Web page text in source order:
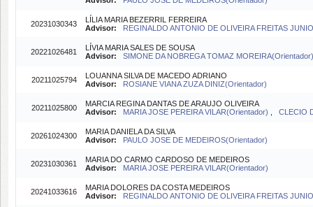
20231030343
LÍLIA MARIA BEZERRIL FERREIRA
Advisor:
REGINALDO ANTONIO DE OLIVEIRA FREITAS
20221026481
LÍVIA MARIA SALES DE SOUSA
Advisor:
SIMONE DA NOBREGA TOMAZ MOREIRA(Orientador)
20211025794
LOUANNA SILVA DE MACEDO ADRIANO
Advisor:
ROSIANE VIANA ZUZA DINIZ(Orientador)
20211025800
MARCIA REGINA DANTAS DE ARAUJO OLIVEIRA
Advisor:
MARIA JOSE PEREIRA VILAR(Orientador) CLECIO
20261024300
MARIA DANIELA DA SILVA
Advisor:
PAULO JOSE DE MEDEIROS(Orientador)
20231030361
MARIA DO CARMO CARDOSO DE MEDEIROS
Advisor:
MARIA JOSE PEREIRA VILAR(Orientador)
20241033616
MARIA DOLORES DA COSTA MEDEIROS
Advisor:
REGINALDO ANTONIO DE OLIVEIRA FREITAS